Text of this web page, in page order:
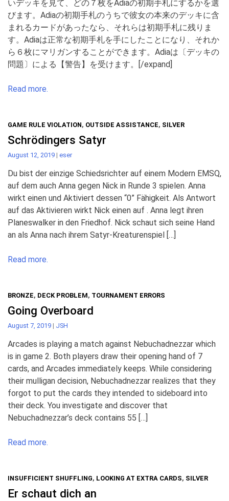
いデッキを見て、どの７枚をAdiaの初期手札にするかを選
びます。Adiaの初期手札のうちで彼女の本来のデッキに含
まれるカードがあったなら、それらは初期手札に残りま
す。Adiaは正常な初期手札を手にしたことになり、それか
ら６枚にマリガンすることができます。Adiaは〔デッキの
問題〕による【警告】を受けます。[/expand]
Read more.
GAME RULE VIOLATION, OUTSIDE ASSISTANCE, SILVER
Schrödingers Satyr
August 12, 2019 | eser
Du bist der einzige Schiedsrichter auf einem Modern EMSQ,
auf dem auch Anna gegen Nick in Runde 3 spielen. Anna
wirkt einen und Aktiviert dessen “0” Fähigkeit. Als Antwort
auf das Aktivieren wirkt Nick einen auf . Anna legt ihren
Planeswalker in den Friedhof. Nick schaut sich seine Hand
an als Anna nach ihrem Satyr-Kreaturenspiel […]
Read more.
BRONZE, DECK PROBLEM, TOURNAMENT ERRORS
Going Overboard
August 7, 2019 | JSH
Arcades is playing a match against Nebuchadnezzar which
is in game 2. Both players draw their opening hand of 7
cards, and Arcades immediately keeps. While considering
their mulligan decision, Nebuchadnezzar realizes that they
forgot to put the cards they intended to sideboard into
their deck. You investigate and discover that
Nebuchadnezzar’s deck contains 55 […]
Read more.
INSUFFICIENT SHUFFLING, LOOKING AT EXTRA CARDS, SILVER
Er schaut dich an